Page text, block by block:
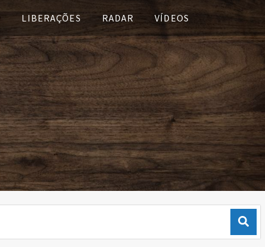
LIBERAÇÕES RADAR VÍDEOS